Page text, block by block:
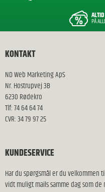
PÅ
KONTAKT
ND Web Marketing ApS
Nr. Hostrupvej 3B
6230 Rødekro
Tlf: 74 64 64 74
CVR: 34 79 97 25
KUNDESERVICE
Har du spørgsmål er du velkommen
vidt muligt mails samme dag som de